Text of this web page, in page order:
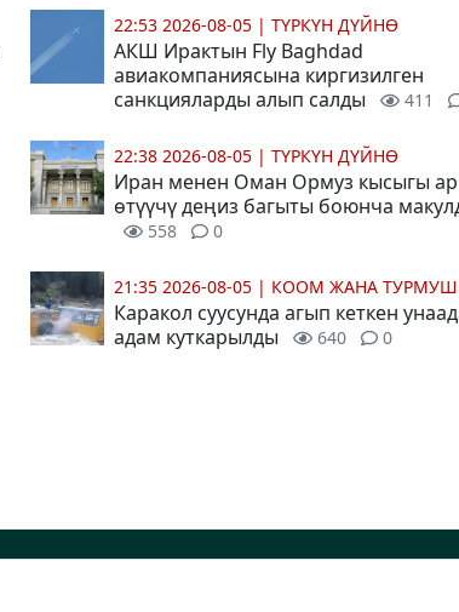
22:53 2026-08-05 | ТҮРКҮН ДҮЙНӨ
АКШ Ирактын Fly Baghdad
авиакомпаниясына киргизилген
санкцияларды алып салды
411
22:38 2026-08-05 | ТҮРКҮН ДҮЙНӨ
Иран менен Оман Ормуз кысыгы
өтүүчү деңиз багыты боюнча
558 0
21:35 2026-08-05 | КООМ ЖАНА ТУРМУШ
Каракол суусунда агып кеткен
адам куткарылды
640 0